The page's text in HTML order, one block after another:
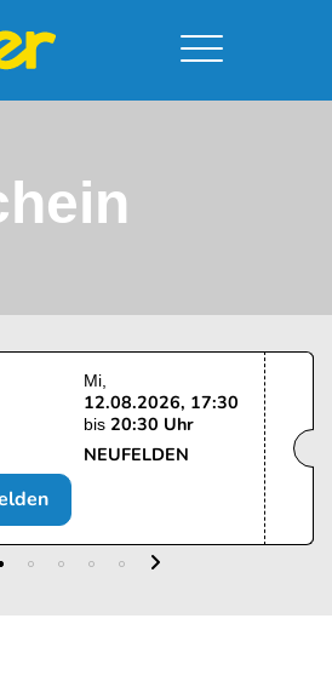
111
Mi
12.08.2026, 17:30
bis 20:30 Uhr
NEUFELDEN